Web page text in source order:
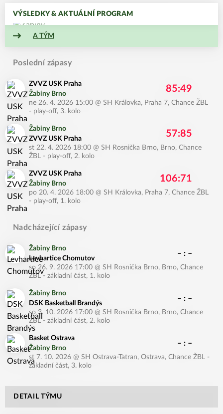
VÝSLEDKY & AKTUÁLNÍ PROGRAM
A TÝM
Poslední zápasy
ZVVZ USK Praha
Žabiny Brno
85:49
ne 26. 4. 2026 15:00 @ SH Královka, Praha 7, Chance ŽBL
- play-off, 3. kolo
Žabiny Brno
ZVVZ USK Praha
57:85
st 22. 4. 2026 18:00 @ SH Rosnička Brno, Brno, Chance
ŽBL - play-off, 2. kolo
ZVVZ USK Praha
Žabiny Brno
106:71
po 20. 4. 2026 18:00 @ SH Královka, Praha 7, Chance ŽBL
- play-off, 1. kolo
Nadcházející zápasy
Žabiny Brno
Levhartice Chomutov
– : –
so 26. 9. 2026 17:00 @ SH Rosnička Brno, Brno, Chance
ŽBL - základní část, 1. kolo
Žabiny Brno
DSK Basketball Brandýs
– : –
so 3. 10. 2026 17:00 @ SH Rosnička Brno, Brno, Chance
ŽBL - základní část, 2. kolo
Basket Ostrava
Žabiny Brno
– : –
st 7. 10. 2026 @ SH Ostrava-Tatran, Ostrava, Chance ŽBL -
základní část, 3. kolo
DETAIL TÝMU